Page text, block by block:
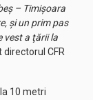
– Timişoara
şi un prim pas
vest a ţării la
directorul CFR
10 metri